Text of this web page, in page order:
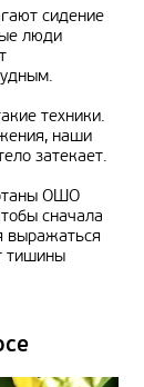
сидение
люди
техники.
наши
затекает.
ОШО
сначала
выражаться
тишины